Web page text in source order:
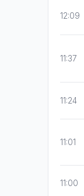
12:09
11:37
11:24
11:01
11:00